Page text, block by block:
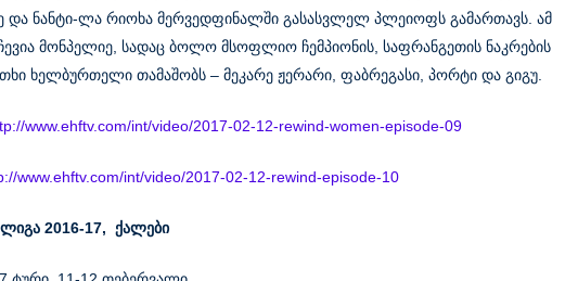
და ნანტი-ლა რიოხა მერვედფინალში გასასვლელ პლეიოფს გამართავს. ამ
მონპელიე, სადაც ბოლო მსოფლიო ჩემპიონის, საფრანგეთის ნაკრების
ხელბურთელი თამაშობს – მეკარე ჟერარი, ფაბრეგასი, პორტი და გიგუ.
www.ehftv.com/int/video/2017-02-12-rewind-women-episode-09
www.ehftv.com/int/video/2017-02-12-rewind-episode-10
2016-17, ქალები